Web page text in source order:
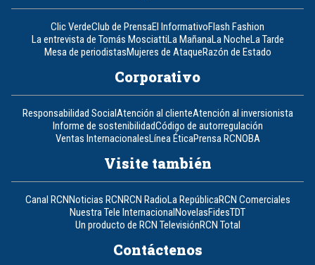
Clic VerdeClub de PrensaEl InformativoFlash Fashion
La entrevista de Tomás MosciattiLa MañanaLa NocheLa Tarde
Mesa de periodistasMujeres de AtaqueRazón de Estado
Corporativo
Responsabilidad SocialAtención al clienteAtención al inversionista
Informe de sostenibilidadCódigo de autorregulación
Ventas InternacionalesLínea ÉticaPrensa RCNOBA
Visite también
Canal RCNNoticias RCNRCN RadioLa RepúblicaRCN Comerciales
Nuestra Tele InternacionalNovelasFidesTDT
Un producto de RCN TelevisiónRCN Total
Contáctenos